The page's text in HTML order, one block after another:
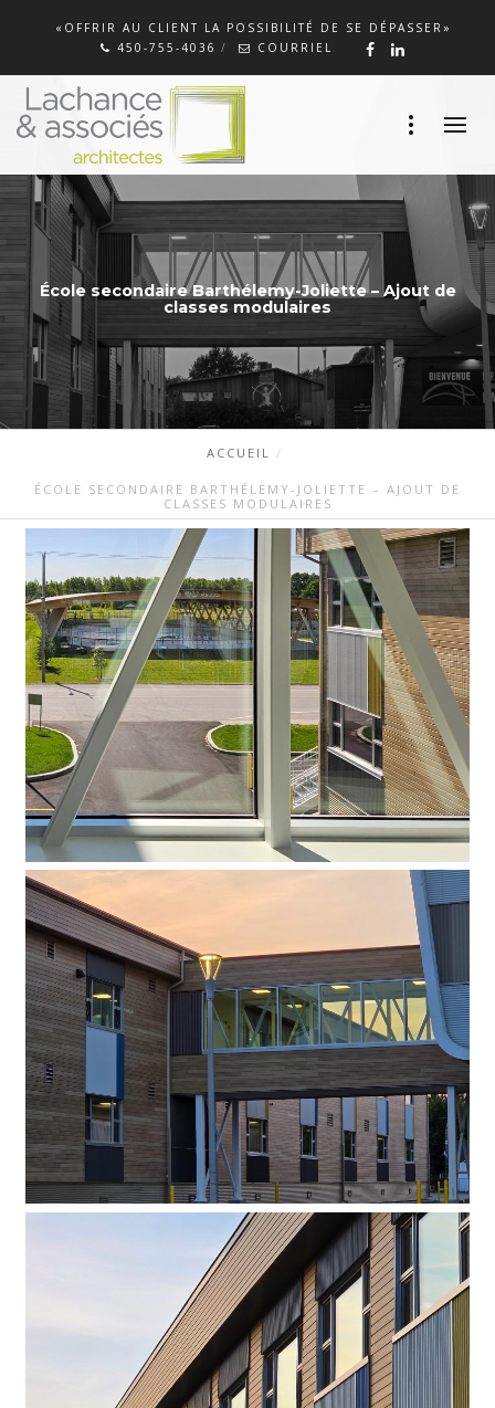
«OFFRIR AU CLIENT LA POSSIBILITÉ DE SE DÉPASSER»
450-755-4036
COURRIEL
École secondaire Barthélemy-Joliette – Ajout de
classes modulaires
ACCUEIL
ÉCOLE SECONDAIRE BARTHÉLEMY-JOLIETTE – AJOUT DE
CLASSES MODULAIRES